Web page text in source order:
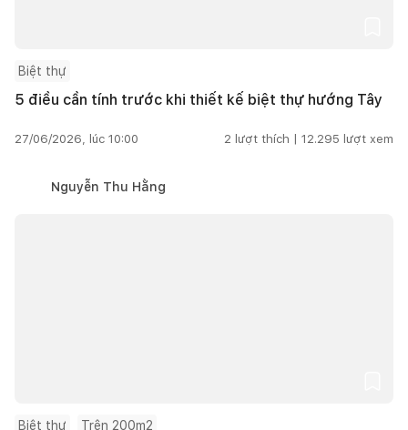
Biệt thự
5 điều cần tính trước khi thiết kế biệt thự hướng Tây
27/06/2026, lúc 10:00 2 lượt thích | 12.295 lượt xem
Nguyễn Thu Hằng
Biệt thự Trên 200m2